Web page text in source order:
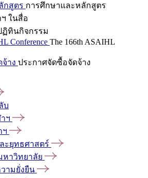
กสูตร การศึกษาและหลักสูตร
ในสื่อ
ฏิทินกิจกรรม
Conference The 166th ASAIHL
าง ประกาศจัดซื้อจัดจ้าง
บ
ฯ
ฯ
ะยุทธศาสตร์
าวิทยาลัย
ามยั่งยืน